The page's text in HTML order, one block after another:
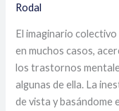
Rodal
El imaginario
en muchos casos,
los trastornos
algunas de ella. La
de vista y basándome